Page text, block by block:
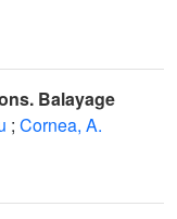
Balayage
; Cornea, A.